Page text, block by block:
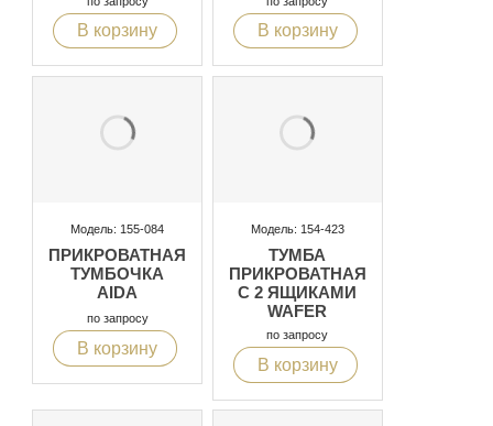
В корзину В корзину
Модель: 155-084
ПРИКРОВАТНАЯ
ТУМБОЧКА
AIDA
по запросу
В корзину
Модель: 154-423
ТУМБА
ПРИКРОВАТНАЯ
С 2 ЯЩИКАМИ
WAFER
по запросу
В корзину